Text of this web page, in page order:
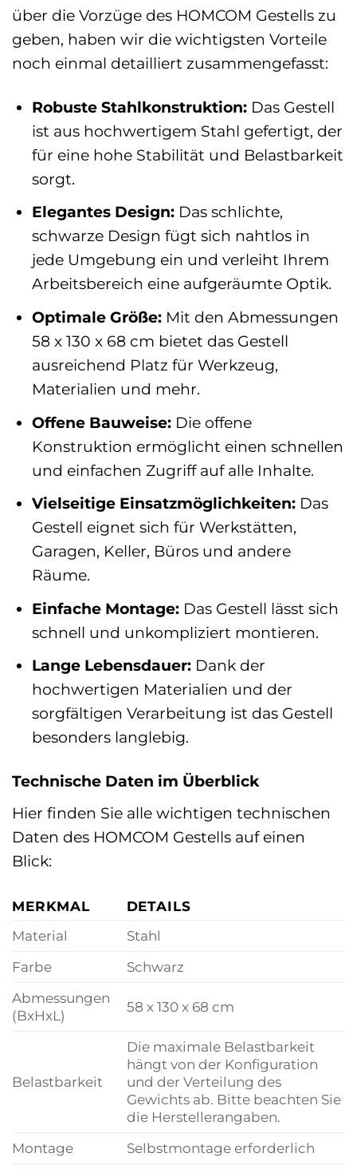
über die Vorzüge des HOMCOM Gestells zu
geben, haben wir die wichtigsten Vorteile
noch einmal detailliert zusammengefasst:
Robuste Stahlkonstruktion:Das Gestell
ist aus hochwertigem Stahl gefertigt, der
für eine hohe Stabilität und Belastbarkeit
sorgt.
Elegantes Design:Das schlichte,
schwarze Design fügt sich nahtlos in
jede Umgebung ein und verleiht Ihrem
Arbeitsbereich eine aufgeräumte Optik.
Optimale Größe:Mit den Abmessungen
58 x 130 x 68 cm bietet das Gestell
ausreichend Platz für Werkzeug,
Materialien und mehr.
Offene Bauweise:Die offene
Konstruktion ermöglicht einen schnellen
und einfachen Zugriff auf alle Inhalte.
Vielseitige Einsatzmöglichkeiten:Das
Gestell eignet sich für Werkstätten,
Garagen, Keller, Büros und andere
Räume.
Einfache Montage:Das Gestell lässt sich
schnell und unkompliziert montieren.
Lange Lebensdauer:Dank der
hochwertigen Materialien und der
sorgfältigen Verarbeitung ist das Gestell
besonders langlebig.
Technische Daten im Überblick
Hier finden Sie alle wichtigen technischen
Daten des HOMCOM Gestells auf einen
Blick:
MERKMAL
DETAILS
Material
Stahl
Farbe
Schwarz
Abmessungen
(BxHxL)
58 x 130 x 68 cm
Belastbarkeit
Die maximale Belastbarkeit
hängt von der Konfiguration
und der Verteilung des
Gewichts ab. Bitte beachten Sie
die Herstellerangaben.
Montage
Selbstmontage erforderlich